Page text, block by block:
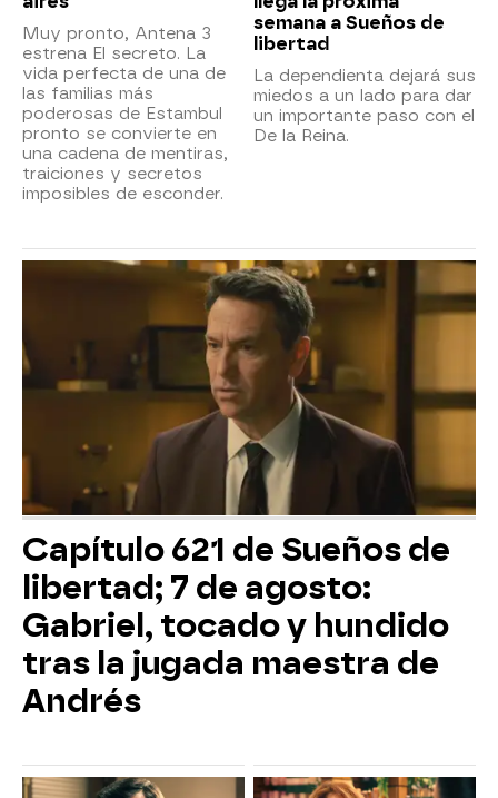
Muy pronto, Antena 3
estrena El secreto. La
vida perfecta de una de
las familias más
poderosas de Estambul
pronto se convierte en
una cadena de mentiras,
traiciones y secretos
imposibles de esconder.
semana a Sueños de
libertad
La dependienta dejará sus
miedos a un lado para dar
un importante paso con el
De la Reina.
Capítulo 621 de Sueños de
libertad; 7 de agosto:
Gabriel, tocado y hundido
tras la jugada maestra de
Andrés